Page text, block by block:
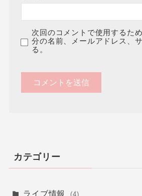
次回のコメントで使用するた
分の名前、メールアドレス、
る。
カテゴリー
ライブ情報 (4)